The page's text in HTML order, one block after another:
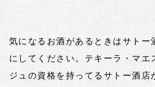
気になるお酒があるときはサトー
にしてください。テキーラ・マエ
ジュの資格を持ってるサトー酒店